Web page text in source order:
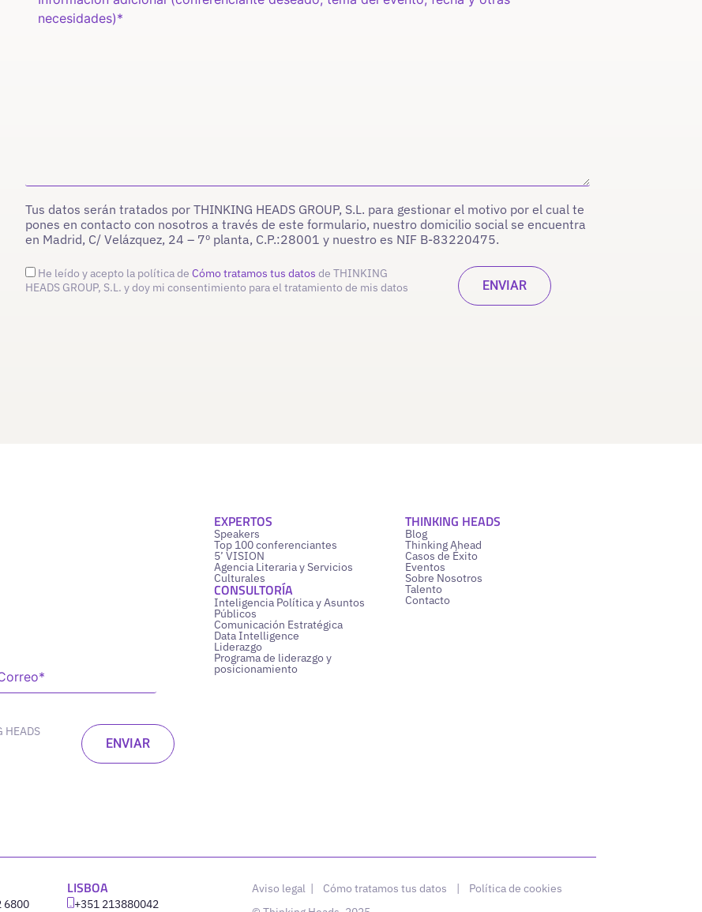
Tus datos serán tratados por THINKING HEADS GROUP, S.L. para gestionar el motivo por el cual te
pones en contacto con nosotros a través de este formulario, nuestro domicilio social se encuentra
en Madrid, C/ Velázquez, 24 – 7º planta, C.P.:28001 y nuestro es NIF B-83220475.
He leído y acepto la política de Cómo tratamos tus datos de THINKING
HEADS GROUP, S.L. y doy mi consentimiento para el tratamiento de mis datos
HEADS
EXPERTOS
Speakers
Top 100 conferenciantes
5’ VISION
Agencia Literaria y Servicios
Culturales
CONSULTORÍA
Inteligencia Política y Asuntos
Públicos
Comunicación Estratégica
Data Intelligence
Liderazgo
Programa de liderazgo y
posicionamiento
THINKING HEADS
Blog
Thinking Ahead
Casos de Éxito
Eventos
Sobre Nosotros
Talento
Contacto
6800
LISBOA
‪+351 213880042
Aviso legal | Cómo tratamos tus datos | Política de cookies